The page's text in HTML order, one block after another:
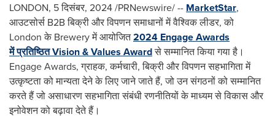
LONDON, 5 दिसंबर, 2024/PRNewswire/ -- MarketStar,
आउटसोर्स B2B बिक्री और विपणन समाधानों में वैश्विक लीडर, को
Londonके Brewery में आयोजित2024 Engage Awards
में प्रतिष्ठित Vision & Values Awardसे सम्मानित किया गया है।
Engage Awards, ग्राहक, कर्मचारी, बिक्री और विपणन सहभागिता में
उत्कृष्टता को मान्यता देने के लिए जाने जाते हैं, जो उन संगठनों को सम्मानित
करते हैं जो असाधारण सहभागिता संबंधी रणनीतियों के माध्यम से विकास और
इनोवेशन को बढ़ावा देते हैं।